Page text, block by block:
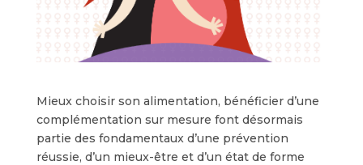
Mieux choisir son alimentation, bénéficier d’une
complémentation sur mesure font désormais
partie des fondamentaux d’une prévention
réussie, d’un mieux-être et d’un état de forme